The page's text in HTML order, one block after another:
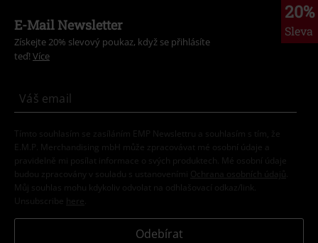
20%
Sleva
E-Mail Newsletter
Získejte 20% slevový poukaz, když se přihlásíte
teď! Více
Tímto souhlasím se zasíláním EMP Newslettru a souhlasím s tím, že
E.M.P. Merchandising mbH může zpracovávat mé osobní údaje a
pravidelně mi posílat informace o svých produktech. Mé osobní údaje
budou zpracovány v souladu s ustanoveními
Ochrana osobních údajů
Můj souhlas mohu kdykoliv odvolat na odhlašovací odkaz/link.
Unsubscribe here
Odebírat